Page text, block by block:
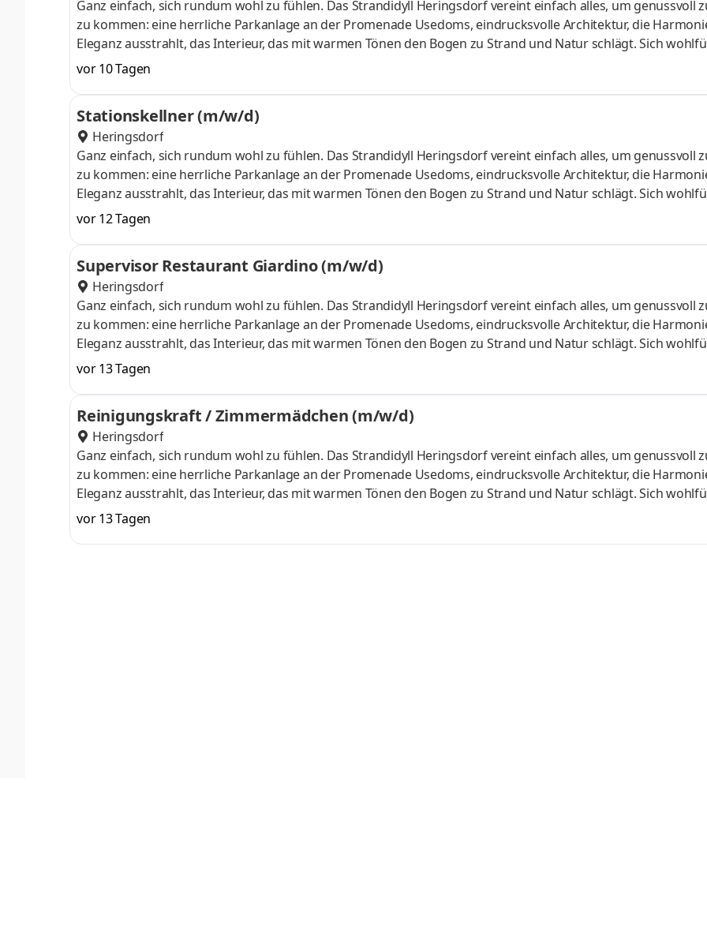
Ganz einfach, sich rundum wohl zu fühlen. Das Strandidyll Heringsdorf vereint einfach alles, um genussvoll
zu kommen: eine herrliche Parkanlage an der Promenade Usedoms, eindrucksvolle Architektur, die
Eleganz ausstrahlt, das Interieur, das mit warmen Tönen den Bogen zu Strand und Natur schlägt. Sich
hier ganz leicht – mit 4-Sterne-Superior-Komfort, ausgezeichneter Küche, dem PURIA Spa mit beheiztem Pool
einer herzlichen Gastfreundschaft. Anstellungsart: Vollzeit Aufgaben Stelle einen reibungslosen Serviceablauf
Theke und an den Tischen sicher. Bereite Getränke und Cocktails gemäß der A-ROSA Standards vor Berate
Gäste und spreche indiv
vor 10 Tagen
Stationskellner (m/w/d)
Heringsdorf
Ganz einfach, sich rundum wohl zu fühlen. Das Strandidyll Heringsdorf vereint einfach alles, um genussvoll
zu kommen: eine herrliche Parkanlage an der Promenade Usedoms, eindrucksvolle Architektur, die
Eleganz ausstrahlt, das Interieur, das mit warmen Tönen den Bogen zu Strand und Natur schlägt. Sich
hier ganz leicht – mit 4-Sterne-Superior-Komfort, ausgezeichneter Küche, dem PURIA Spa mit beheiztem Pool
einer herzlichen Gastfreundschaft. Anstellungsart: Vollzeit Aufgaben Du stellst einen reibungslosen Service
des Abendservicessicher Du betreust unsere Gäste individuell und stehst als Ansprechpartner zur
bereitest das Mise-en-p
vor 12 Tagen
Supervisor Restaurant Giardino (m/w/d)
Heringsdorf
Ganz einfach, sich rundum wohl zu fühlen. Das Strandidyll Heringsdorf vereint einfach alles, um genussvoll
zu kommen: eine herrliche Parkanlage an der Promenade Usedoms, eindrucksvolle Architektur, die
Eleganz ausstrahlt, das Interieur, das mit warmen Tönen den Bogen zu Strand und Natur schlägt. Sich
hier ganz leicht – mit 4-Sterne-Superior-Komfort, ausgezeichneter Küche, dem PURIA Spa mit beheiztem Pool
einer herzlichen Gastfreundschaft. Anstellungsart: Vollzeit Aufgaben Die Ostsee ist in vielerlei Hinsicht
auch das einmalig schöne Panorama rund um unser beliebtes Restaurant Giardino. Einfach der perfekte
eine kulinarische
vor 13 Tagen
Reinigungskraft / Zimmermädchen (m/w/d)
Heringsdorf
Ganz einfach, sich rundum wohl zu fühlen. Das Strandidyll Heringsdorf vereint einfach alles, um genussvoll
zu kommen: eine herrliche Parkanlage an der Promenade Usedoms, eindrucksvolle Architektur, die
Eleganz ausstrahlt, das Interieur, das mit warmen Tönen den Bogen zu Strand und Natur schlägt. Sich
hier ganz leicht – mit 4-Sterne-Superior-Komfort, ausgezeichneter Küche, dem PURIA Spa mit beheiztem Pool
einer herzlichen Gastfreundschaft. Anstellungsart: Vollzeit Aufgaben Reinigung der Zimmer, Flure,
Aufzüge sowie für Ordnung und Sicherheit auf den Etagen und in den Office-Bereichen Tägliche Kontrolle
vor 13 Tagen